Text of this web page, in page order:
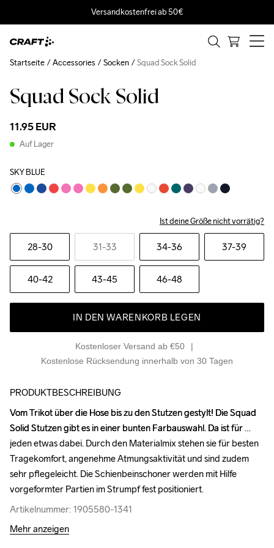
Versandkostenfrei ab 50€
Squad Sock Solid
11.95 EUR
Auf Lager
SKY BLUE
Ist deine Größe nicht vorrätig?
28-30 31-33 34-36 37-39
40-42 43-45 46-48
IN DEN WARENKORB LEGEN
Kostenloser Versand ab €50
Kostenlose Rücksendung innerhalb von 30 Tagen
Startseite Accessories Socken Squad Sock Solid
PRODUKTBESCHREIBUNG
Vom Trikot über die Hose bis zu den Stutzen gestylt! Die Squad
Solid Stutzen gibt es in einer bunten Farbauswahl. Da ist für
jeden etwas dabei. Durch den Materialmix stehen sie für besten
Tragekomfort, angenehme Atmungsaktivität und sind zudem
sehr pflegeleicht. Die Schienbeinschoner werden mit Hilfe
vorgeformter Partien im Strumpf fest positioniert.
Artikelnummer: 1905580-1341
Vom Trikot über die Hose bis zu den Stutzen gestylt! Die Squad
Solid Stutzen gibt es in einer bunten Farbauswahl. Da ist für
jeden etwas dabei. Durch den Materialmix stehen sie für besten
Tragekomfort, angenehme Atmungsaktivität und sind zudem
sehr pflegeleicht. Die Schienbeinschoner werden mit Hilfe
vorgeformter Partien im Strumpf fest positioniert.
Artikelnummer: 1905580-1341
Mehr anzeigen